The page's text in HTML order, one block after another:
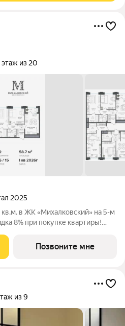
этаж из 20
2025
кв.м. в ЖК «Михалковский» на 5-м
8% при покупке квартиры!
«Банк ДОМ.РФ», универсальная
Позвоните мне
из 9